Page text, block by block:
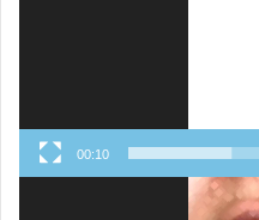
00:10